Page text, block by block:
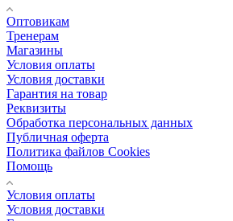
Оптовикам
Тренерам
Магазины
Условия оплаты
Условия доставки
Гарантия на товар
Реквизиты
Обработка персональных данных
Публичная оферта
Политика файлов Cookies
Помощь
Условия оплаты
Условия доставки